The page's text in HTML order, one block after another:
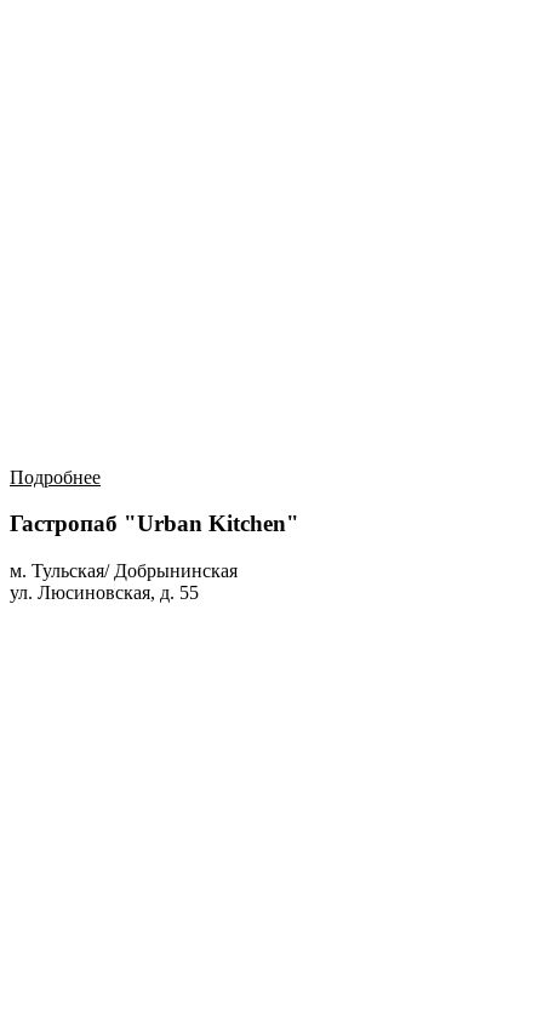
Подробнее
Гастропаб "Urban Kitchen"
м. Тульская/ Добрынинская
ул. Люсиновская, д. 55